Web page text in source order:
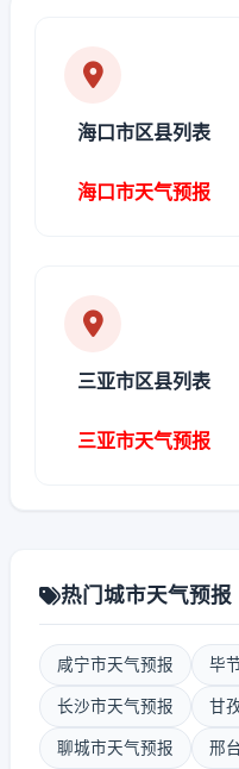
海口市区县列表
海口市天气预报
三亚市区县列表
三亚市天气预报
热门城市天气预报
咸宁市天气预报 毕
长沙市天气预报 甘
聊城市天气预报 邢